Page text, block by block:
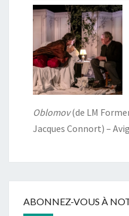
Oblomov(de LM
Jacques Connort) –
ABONNEZ-VOUS À